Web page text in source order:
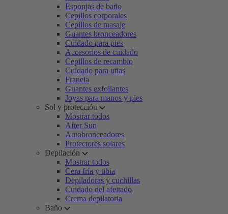
Esponjas de baño
Cepillos corporales
Cepillos de masaje
Guantes bronceadores
Cuidado para pies
Accesorios de cuidado
Cepillos de recambio
Cuidado para uñas
Franela
Guantes exfoliantes
Joyas para manos y pies
Sol y protección
Mostrar todos
After Sun
Autobronceadores
Protectores solares
Depilación
Mostrar todos
Cera fría y tibia
Depiladoras y cuchillas
Cuidado del afeitado
Crema depilatoria
Baño